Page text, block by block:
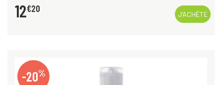
12€20
J’ACHÈTE
-20%